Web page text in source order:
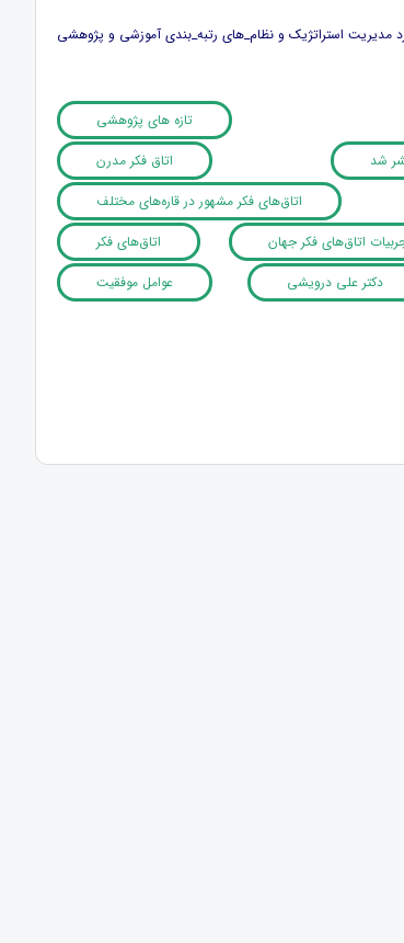
مدیریت استراتژیک و نظام_های رتبه_بندی آموزشی و پژوهشی
تازه های پژوهشی
شد
اتاق فکر مدرن
اتاق‌های فکر مشهور در قاره‌های مختلف
اتاق‌های فکر جهان
اتاق‌های فکر
دکتر علی درویشی
عوامل موفقیت